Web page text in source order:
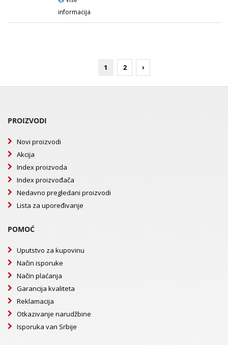
informacija
1 2 ›
PROIZVODI
Novi proizvodi
Akcija
Index proizvoda
Index proizvođača
Nedavno pregledani proizvodi
Lista za upoređivanje
POMOĆ
Uputstvo za kupovinu
Način isporuke
Način plaćanja
Garancija kvaliteta
Reklamacija
Otkazivanje narudžbine
Isporuka van Srbije